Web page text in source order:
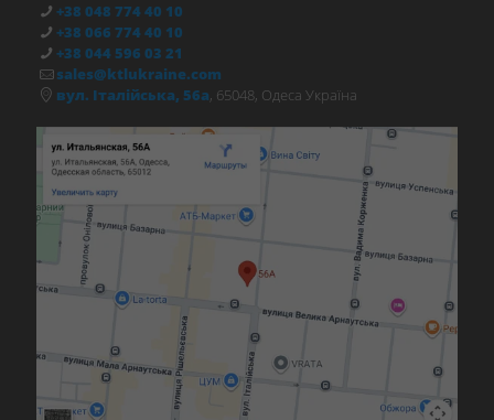
+38 048 774 40 10
+38 066 774 40 10
+38 044 596 03 21
sales@ktlukraine.com
вул. Італійська, 56а, 65048, Одеса Україна